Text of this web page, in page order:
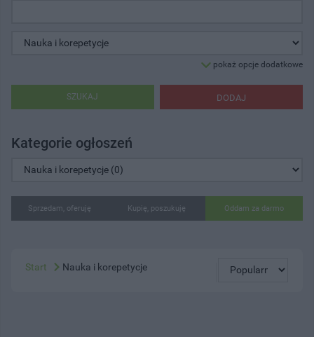
pokaż opcje dodatkowe
DODAJ
SZUKAJ
Kategorie ogłoszeń
Sprzedam, oferuję Kupię, poszukuję Oddam za darmo
Start Nauka i korepetycje